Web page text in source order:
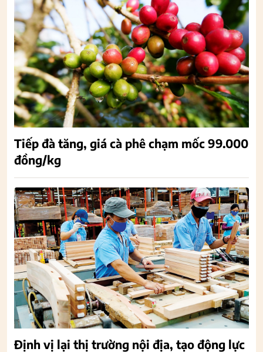
Tiếp đà tăng, giá cà phê chạm mốc 99.000
đồng/kg
Định vị lại thị trường nội địa, tạo động lực